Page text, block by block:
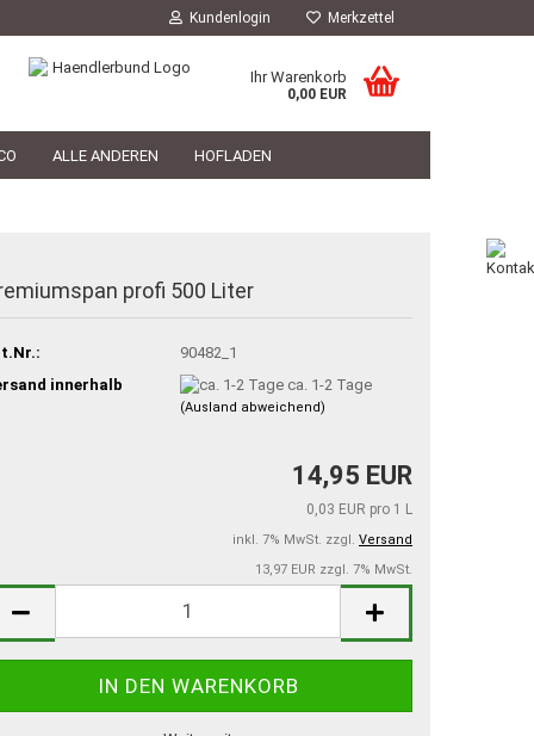
Kundenlogin Merkzettel
Ihr Warenkorb
0,00 EUR
ALLE ANDEREN HOFLADEN
profi 500 Liter
90482_1
innerhalb
ca. 1-2 Tage
(Ausland abweichend)
14,95 EUR
0,03 EUR pro 1 L
inkl. 7% MwSt. zzgl. Versand
13,97 EUR zzgl. 7% MwSt.